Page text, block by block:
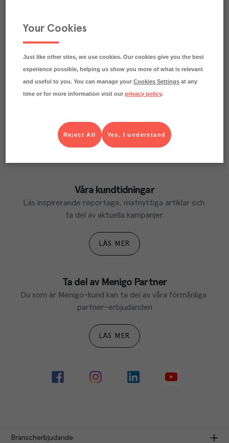
CO₂e/kg
Varje kilo av varan påverkar klimatet motsvarande
Läs mer om hur vi beräknar klimatavtryck
Våra kundtidningar
Läs inspirerande reportage, matnyttiga artiklar och
ta del av aktuella kampanjer.
LÄS MER
Ta del av Menigo Partner
Du som är Menigo-kund kan ta del av våra förmånliga
partner-erbjudanden
LÄS MER
Branscherbjudande
Your Cookies
Just like other sites, we use cookies. Our cookies give you the best
experience possible, helping us show you more of what is relevant
and useful to you. You can manage yourCookies Settings at any
time or for more information visit ourprivacy policy.
Yes, I understand
Reject All